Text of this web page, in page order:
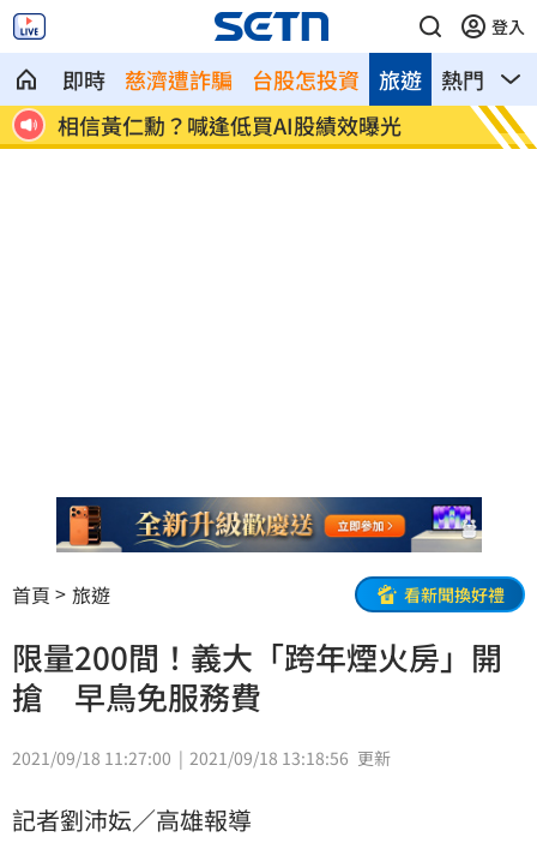
登入
即時 慈濟遭詐騙 台股怎投資 熱門 影
旅遊
相信黃仁勳？喊逢低買AI股績效曝光 兒女
首頁 旅遊 看新聞換好禮
限量200間！義大「跨年煙火房」開
搶 早鳥免服務費
2021/09/18 11:27:00 2021/09/18 13:18:56 更新
記者劉沛妘／高雄報導